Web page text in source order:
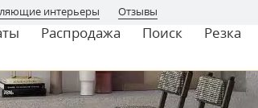
интерьеры Отзывы
Распродажа Поиск Резка